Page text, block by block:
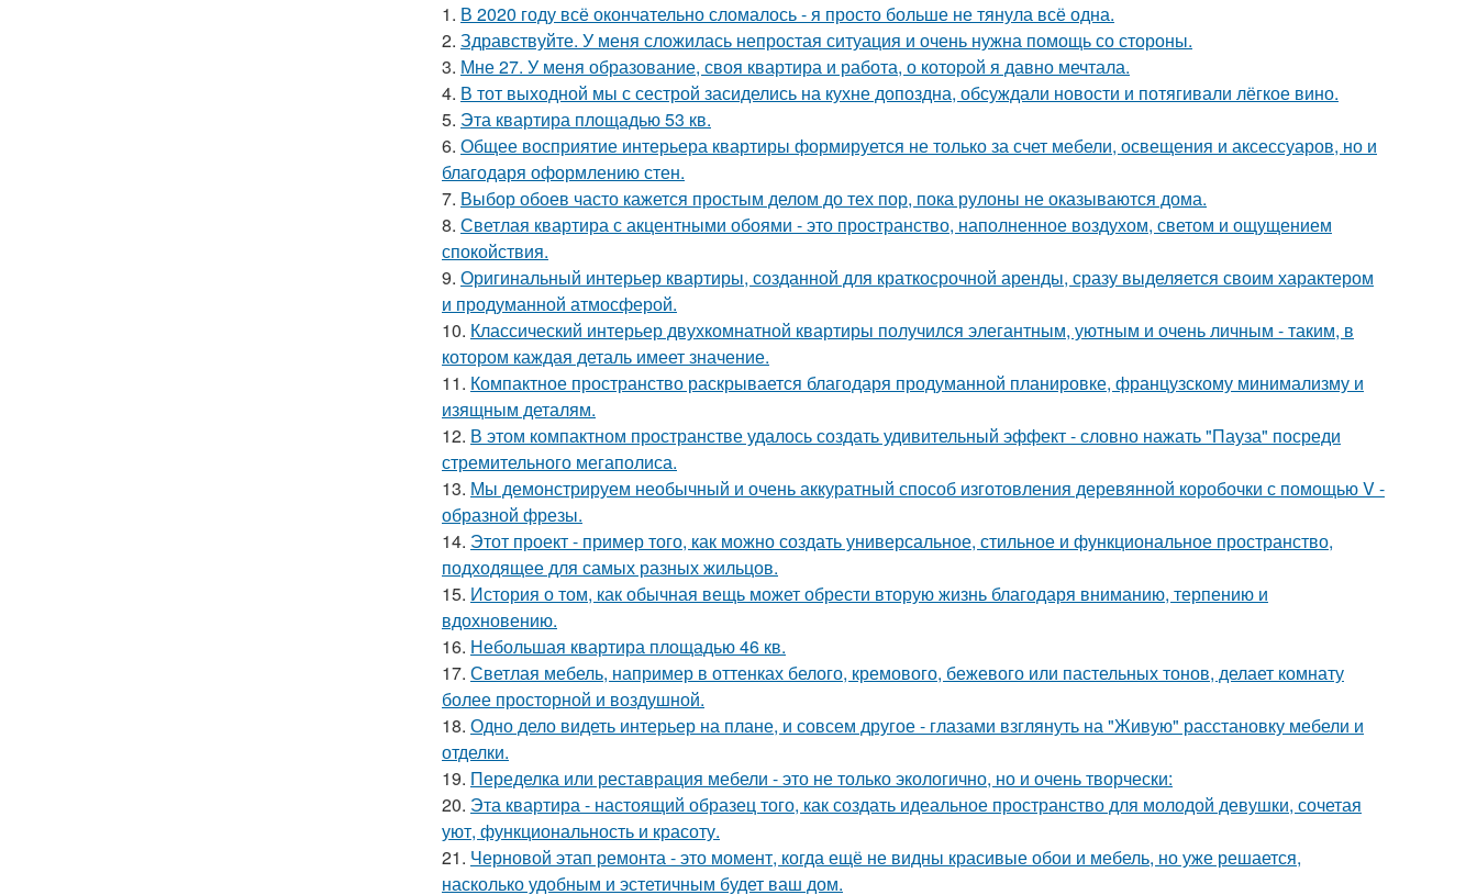
1. В 2020 году всё окончательно сломалось - я просто больше не тянула всё одна.
2. Здравствуйте. У меня сложилась непростая ситуация и очень нужна помощь со стороны.
3. Мне 27. У меня образование, своя квартира и работа, о которой я давно мечтала.
4. В тот выходной мы с сестрой засиделись на кухне допоздна, обсуждали новости и потягивали лёгкое вино.
5. Эта квартира площадью 53 кв.
6. Общее восприятие интерьера квартиры формируется не только за счет мебели, освещения и аксессуаров, но и
благодаря оформлению стен.
7. Выбор обоев часто кажется простым делом до тех пор, пока рулоны не оказываются дома.
8. Светлая квартира с акцентными обоями - это пространство, наполненное воздухом, светом и ощущением
спокойствия.
9. Оригинальный интерьер квартиры, созданной для краткосрочной аренды, сразу выделяется своим характером
и продуманной атмосферой.
10. Классический интерьер двухкомнатной квартиры получился элегантным, уютным и очень личным - таким, в
котором каждая деталь имеет значение.
11. Компактное пространство раскрывается благодаря продуманной планировке, французскому минимализму и
изящным деталям.
12. В этом компактном пространстве удалось создать удивительный эффект - словно нажать "Пауза" посреди
стремительного мегаполиса.
13. Мы демонстрируем необычный и очень аккуратный способ изготовления деревянной коробочки с помощью V -
образной фрезы.
14. Этот проект - пример того, как можно создать универсальное, стильное и функциональное пространство,
подходящее для самых разных жильцов.
15. История о том, как обычная вещь может обрести вторую жизнь благодаря вниманию, терпению и
вдохновению.
16. Небольшая квартира площадью 46 кв.
17. Светлая мебель, например в оттенках белого, кремового, бежевого или пастельных тонов, делает комнату
более просторной и воздушной.
18. Одно дело видеть интерьер на плане, и совсем другое - глазами взглянуть на "Живую" расстановку мебели и
отделки.
19. Переделка или реставрация мебели - это не только экологично, но и очень творчески:
20. Эта квартира - настоящий образец того, как создать идеальное пространство для молодой девушки, сочетая
уют, функциональность и красоту.
21. Черновой этап ремонта - это момент, когда ещё не видны красивые обои и мебель, но уже решается,
насколько удобным и эстетичным будет ваш дом.